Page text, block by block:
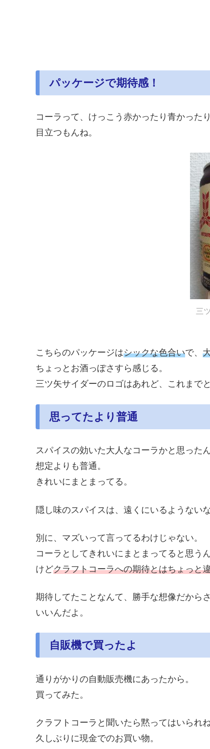
パッケージで期待感！
コーラって、けっこう赤かったり青かった
目立つもんね。
三
こちらのパッケージはシックな色合いで、
ちょっとお酒っぽさすら感じる。
三ツ矢サイダーのロゴはあれど、これまで
思ってたより普通
スパイスの効いた大人なコーラかと思った
想定よりも普通。
きれいにまとまってる。
隠し味のスパイスは、遠くにいるようない
別に、マズいって言ってるわけじゃない。
コーラとしてきれいにまとまってると思うん
けどクラフトコーラへの期待とはちょっと
期待してたことなんて、勝手な想像だからさ
いいんだよ。
自販機で買ったよ
通りがかりの自動販売機にあったから。
買ってみた。
クラフトコーラと聞いたら黙ってはいられ
久しぶりに現金でのお買い物。